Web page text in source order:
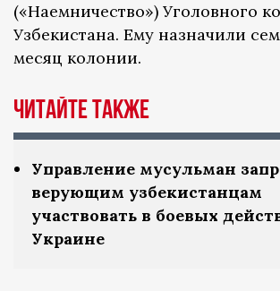
(«Наемничество») Уголовного
Узбекистана. Ему назначили
месяц колонии.
Читайте также
Управление мусульман
верующим узбекистанцам
участвовать в боевых
Украине